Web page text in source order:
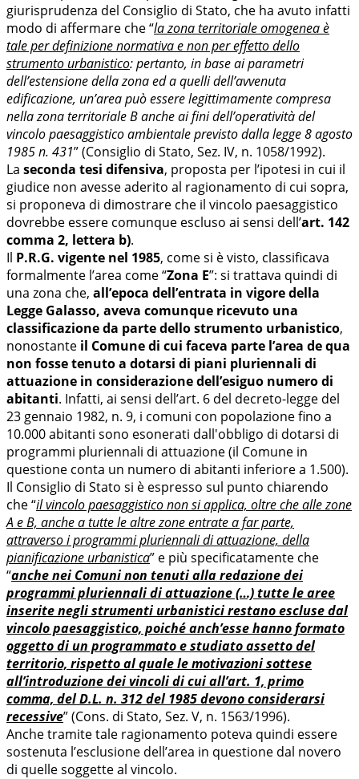
giurisprudenza del Consiglio di Stato, che ha avuto infatti
modo di affermare che “la zona territoriale omogenea è
tale per definizione normativa e non per effetto dello
strumento urbanistico: pertanto, in base ai parametri
dell’estensione della zona ed a quelli dell’avvenuta
edificazione, un’area può essere legittimamente compresa
nella zona territoriale B anche ai fini dell’operatività del
vincolo paesaggistico ambientale previsto dalla legge 8 agosto
1985 n. 431” (Consiglio di Stato, Sez. IV, n. 1058/1992).
La seconda tesi difensiva, proposta per l’ipotesi in cui il
giudice non avesse aderito al ragionamento di cui sopra,
si proponeva di dimostrare che il vincolo paesaggistico
dovrebbe essere comunque escluso ai sensi dell’art. 142
comma 2, lettera b).
Il P.R.G. vigente nel 1985, come si è visto, classificava
formalmente l’area come “Zona E”: si trattava quindi di
una zona che, all’epoca dell’entrata in vigore della
Legge Galasso, aveva comunque ricevuto una
classificazione da parte dello strumento urbanistico,
nonostante il Comune di cui faceva parte l’area de qua
non fosse tenuto a dotarsi di piani pluriennali di
attuazione in considerazione dell’esiguo numero di
abitanti. Infatti, ai sensi dell’art. 6 del decreto-legge del
23 gennaio 1982, n. 9, i comuni con popolazione fino a
10.000 abitanti sono esonerati dall'obbligo di dotarsi di
programmi pluriennali di attuazione (il Comune in
questione conta un numero di abitanti inferiore a 1.500).
Il Consiglio di Stato si è espresso sul punto chiarendo
che “il vincolo paesaggistico non si applica, oltre che alle zone
A e B, anche a tutte le altre zone entrate a far parte,
attraverso i programmi pluriennali di attuazione, della
pianificazione urbanistica” e più specificatamente che
“anche nei Comuni non tenuti alla redazione dei
programmi pluriennali di attuazione (…) tutte le aree
inserite negli strumenti urbanistici restano escluse dal
vincolo paesaggistico, poiché anch’esse hanno formato
oggetto di un programmato e studiato assetto del
territorio, rispetto al quale le motivazioni sottese
all’introduzione dei vincoli di cui all’art. 1, primo
comma, del D.L. n. 312 del 1985 devono considerarsi
recessive” (Cons. di Stato, Sez. V, n. 1563/1996).
Anche tramite tale ragionamento poteva quindi essere
sostenuta l’esclusione dell’area in questione dal novero
di quelle soggette al vincolo.